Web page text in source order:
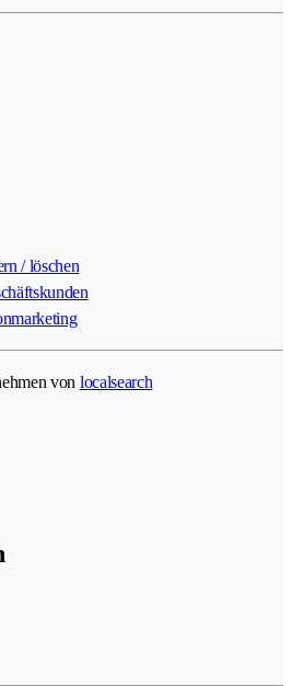
/ löschen
von localsearch